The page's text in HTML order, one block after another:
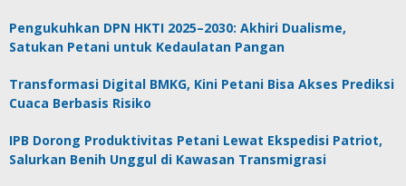
Pengukuhkan DPN HKTI 2025–2030: Akhiri Dualisme,
Satukan Petani untuk Kedaulatan Pangan
Transformasi Digital BMKG, Kini Petani Bisa Akses Prediksi
Cuaca Berbasis Risiko
IPB Dorong Produktivitas Petani Lewat Ekspedisi Patriot,
Salurkan Benih Unggul di Kawasan Transmigrasi